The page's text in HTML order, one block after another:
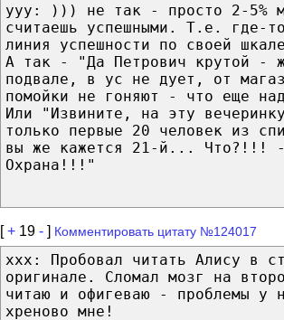
yyy: ))) не так - просто 2-5%
считаешь успешными. Т.е. где-
линия успешности по своей
А так - "Да Петрович крутой -
подвале, в ус не дует, от
помойки не гоняют - что еще
Или "Извините, на эту
только первые 20 человек из
вы же кажется 21-й... Что?!!!
Охрана!!!"
[+ 19 - ] Комментировать цитату №124017
xxx: Пробовал читать Алису в
оригинале. Сломал мозг на
читаю и офигеваю - проблемы у
хреново мне!